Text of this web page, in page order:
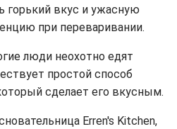
горький вкус и ужасную
при переваривании.
люди неохотно едят
простой способ
сделает его вкусным.
Erren's Kitchen,